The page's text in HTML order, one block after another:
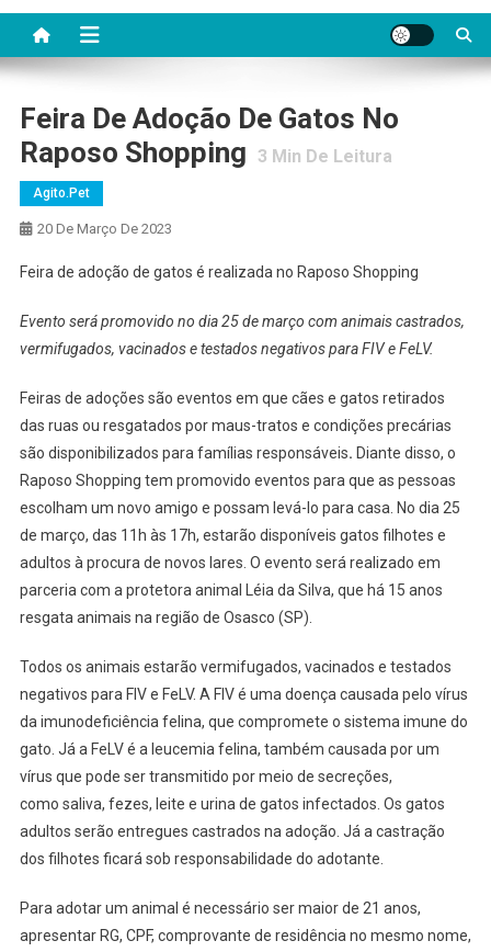
Feira De Adoção De Gatos No
Raposo Shopping
3 Min De Leitura
Agito.pet
20 De Março De 2023
Feira de adoção de gatos é realizada no Raposo Shopping
Evento será promovido no dia 25 de março com animais castrados,
vermifugados, vacinados e testados negativos para FIV e FeLV.
Feiras de adoções são eventos em que cães e gatos retirados
das ruas ou resgatados por maus-tratos e condições precárias
são disponibilizados para famílias responsáveis. Diante disso, o
Raposo Shopping tem promovido eventos para que as pessoas
escolham um novo amigo e possam levá-lo para casa. No dia 25
de março, das 11h às 17h, estarão disponíveis gatos filhotes e
adultos à procura de novos lares. O evento será realizado em
parceria com a protetora animal Léia da Silva, que há 15 anos
resgata animais na região de Osasco (SP).
Todos os animais estarão vermifugados, vacinados e testados
negativos para FIV e FeLV. A FIV é uma doença causada pelo vírus
da imunodeficiência felina, que compromete o sistema imune do
gato. Já a FeLV é a leucemia felina, também causada por um
vírus que pode ser transmitido por meio de secreções,
como saliva, fezes, leite e urina de gatos infectados. Os gatos
adultos serão entregues castrados na adoção. Já a castração
dos filhotes ficará sob responsabilidade do adotante.
Para adotar um animal é necessário ser maior de 21 anos,
apresentar RG, CPF, comprovante de residência no mesmo nome,